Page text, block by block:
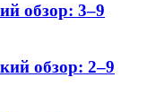
обзор: 3–9
обзор: 2–9